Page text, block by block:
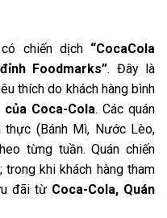
chiến dịch “CocaCola
Foodmarks”. Đây là
thích do khách hàng bình
Coca-Cola. Các quán
(Bánh Mì, Nước Lèo,
từng tuần. Quán chiến
khi khách hàng tham
đãi từ Coca-Cola, Quán